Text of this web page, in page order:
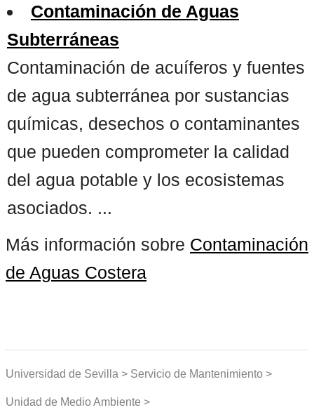
Contaminación de Aguas
Subterráneas
Contaminación de acuíferos y fuentes
de agua subterránea por sustancias
químicas, desechos o contaminantes
que pueden comprometer la calidad
del agua potable y los ecosistemas
asociados. ...
Más información sobre Contaminación
de Aguas Costera
Universidad de Sevilla > Servicio de Mantenimiento >
Unidad de Medio Ambiente >